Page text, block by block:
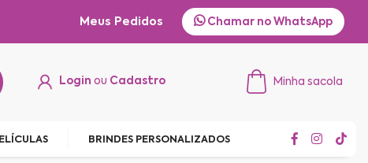
Chamar no WhatsApp
Meus Pedidos
Login ou Cadastro Minha sacola
BRINDES PERSONALIZADOS